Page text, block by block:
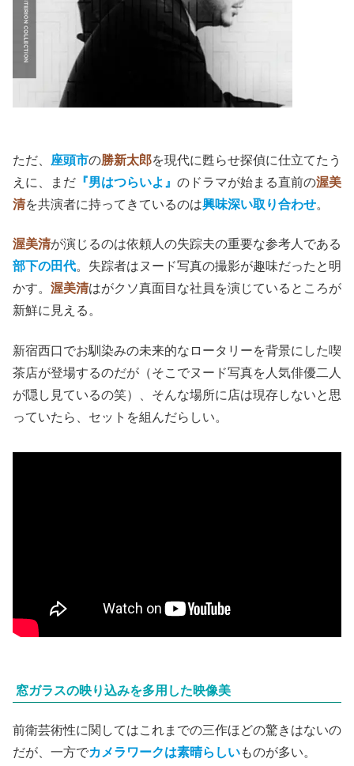
ただ、 座頭市の勝新太郎を現代に甦らせ探偵に仕立てたう
えに、まだ 『男はつらいよ』 のドラマが始まる直前の渥美
清を共演者に持ってきているのは興味深い取り合わせ。
渥美清が演じるのは依頼人の失踪夫の重要な参考人である
部下の田代。失踪者はヌード写真の撮影が趣味だったと明
かす。 渥美清はがクソ真面目な社員を演じているところが
新鮮に見える。
新宿西口でお馴染みの未来的なロータリーを背景にした喫
茶店が登場するのだが（そこでヌード写真を人気俳優二人
が隠し見ているの笑）、そんな場所に店は現存しないと思
っていたら、セットを組んだらしい。
窓ガラスの映り込みを多用した映像美
前衛芸術性に関してはこれまでの三作ほどの驚きはないの
だが、一方でカメラワークは素晴らしいものが多い。